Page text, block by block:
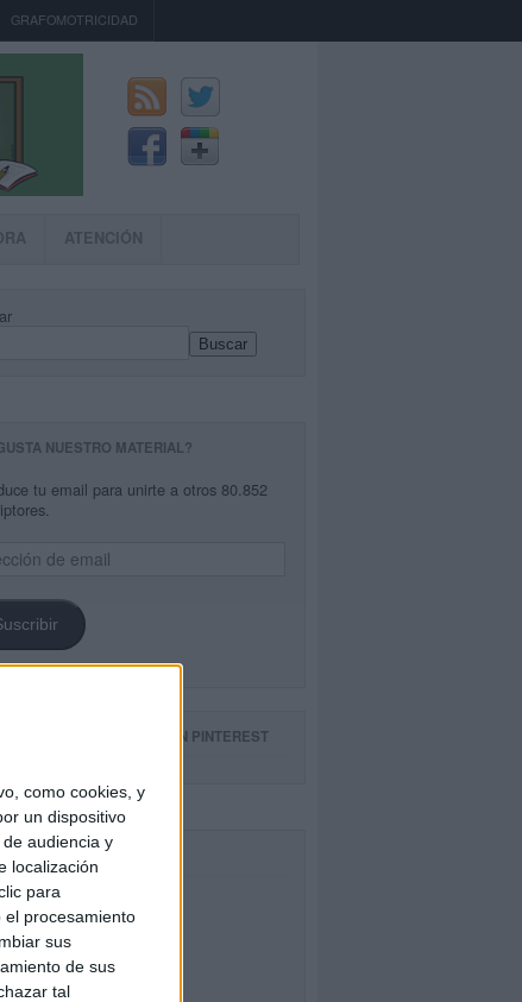
como cookies, y
un dispositivo
audiencia y
localización
para
el procesamiento
sus
de sus
tal
GRAFOMOTRICIDAD
ATENCIÓN
Buscar
NUESTRO MATERIAL?
tu email para unirte a otros 80.852
NUESTROS TABLEROS EN PINTEREST